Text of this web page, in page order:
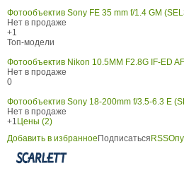
Фотообъектив Sony FE 35 mm f/1.4 GM
Нет в продаже
+1
Топ-модели
Фотообъектив Nikon 10.5MM F2.8G IF-ED
Нет в продаже
0
Фотообъектив Sony 18-200mm f/3.5-6.3 E
Нет в продаже
+1 Цены (2)
Добавить в избранное Подписаться RSS